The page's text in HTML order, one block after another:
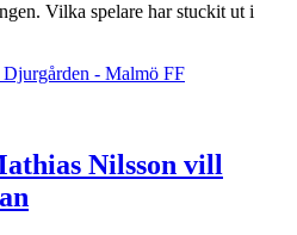
Vilka spelare har stuckit ut i
Nilsson vill